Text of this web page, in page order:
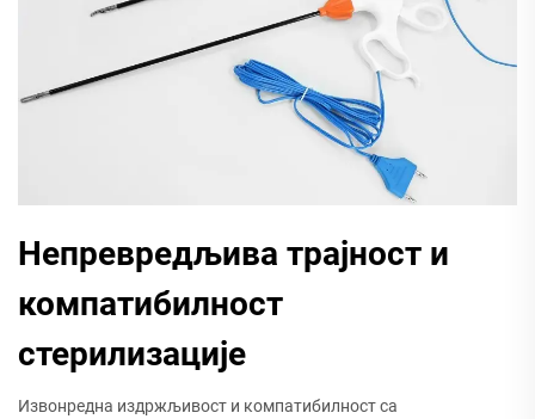
Непревредљива трајност и
компатибилност
стерилизације
Извонредна издржљивост и компатибилност са